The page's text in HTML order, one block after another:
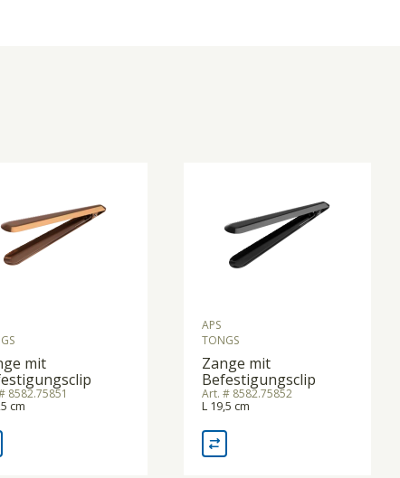
mit
8582.75851
cm
APS
TONGS
Zange mit
Befestigungsclip
Art. # 8582.75852
L 19,5 cm